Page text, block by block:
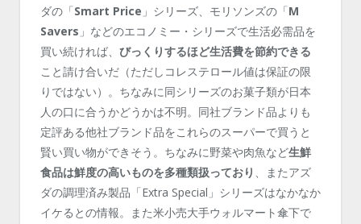
ダの「Smart Price 」シリーズ、モリソンズの「M
Savers 」などのエコノミー・シリーズで生活必需品を
買い続ければ、 びっくりするほど生活費を節約できる
こと請け合いだ（ただしコレステロール値は保証の限
りではない）。ちなみに同シリーズのお菓子類が日本
人の口に合うかどうかは不明。同社ブランド品よりも
定評ある他社ブランド品をこれらのスーパーで買うと
賢い買い物ができそう。ちなみに野菜や肉魚など生鮮
食品は鮮度の高いものを多種類扱っており 、またアズ
ダの調理済み製品「Extra Special」シリーズはなかなか
イケるとの情報。また米小売大手ウォルマート傘下で